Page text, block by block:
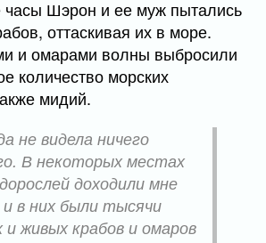
Шэрон и ее муж пытались
оттаскивая их в море.
и омарами волны выбросили
количество морских
мидий.
не видела ничего
В некоторых местах
доходили мне
и в них были тысячи
живых крабов и омаров